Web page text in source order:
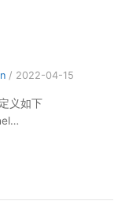
/ 2022-04-15
义如下